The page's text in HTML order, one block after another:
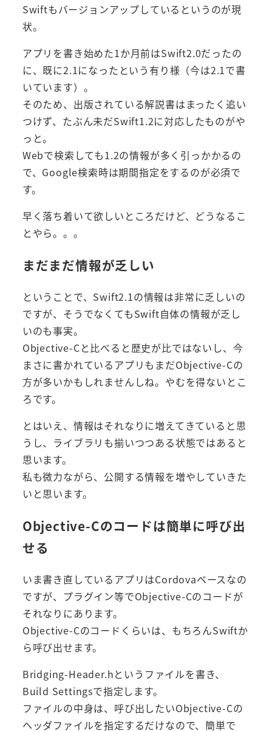
Swiftもバージョンアップしているというのが現
状。
アプリを書き始めた1か月前はSwift2.0だったの
に、既に2.1になったという有り様（今は2.1で書
いています）。
そのため、出版されている解説書はまったく追い
つけず、たぶん未だSwift1.2に対応したものがや
っと。
Webで検索しても1.2の情報が多く引っかかるの
で、Google検索時は期間指定をするのが必須で
す。
早く落ち着いて欲しいところだけど、どうなるこ
とやら。。。
まだまだ情報が乏しい
ということで、Swift2.1の情報は非常に乏しいの
ですが、そうでなくてもSwift自体の情報が乏し
いのも事実。
Objective-Cと比べると歴史が比ではないし、今
まさに書かれているアプリもまだObjective-Cの
方が多いかもしれませんしね。やむを得ないとこ
ろです。
とはいえ、情報はそれなりに増えてきていると思
うし、ライブラリも揃いつつある状態ではあると
思います。
私も微力ながら、公開する情報を増やしていきた
いと思います。
Objective-Cのコードは簡単に呼び出
せる
いま書き直しているアプリはCordovaベースなの
ですが、プラグイン等でObjective-Cのコードが
それなりにあります。
Objective-Cのコードくらいは、もちろんSwiftか
ら呼び出せます。
Bridging-Header.hというファイルを書き、
Build Settingsで指定します。
ファイルの中身は、呼び出したいObjective-Cの
ヘッダファイルを指定するだけなので、簡単で